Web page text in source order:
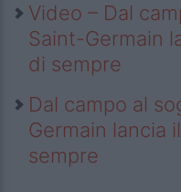
Video – Dal
Saint-Germain
di sempre
Dal campo al
Germain lancia
sempre